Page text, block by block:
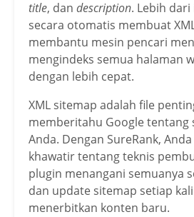
title, dan description. Lebih
secara otomatis membuat
membantu mesin pencari
mengindeks semua halaman
dengan lebih cepat.
XML sitemap adalah file
memberitahu Google
Anda. Dengan SureRank,
khawatir tentang teknis
plugin menangani semuanya
dan update sitemap setiap
menerbitkan konten baru.